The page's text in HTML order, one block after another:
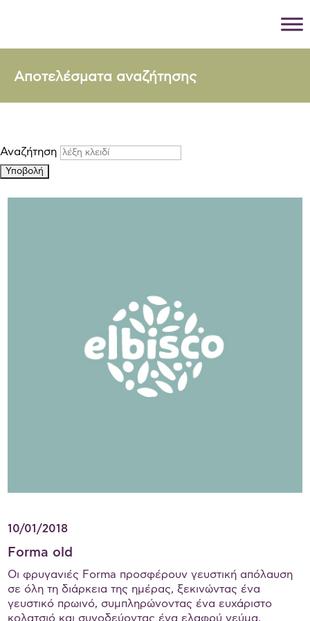
Αποτελέσματα αναζήτησης
Αναζήτηση
10/01/2018
Forma old
Οι φρυγανιές Forma προσφέρουν γευστική απόλαυση
σε όλη τη διάρκεια της ημέρας, ξεκινώντας ένα
γευστικό πρωινό, συμπληρώνοντας ένα ευχάριστο
κολατσιό και συνοδεύοντας ένα ελαφρύ γεύμα.